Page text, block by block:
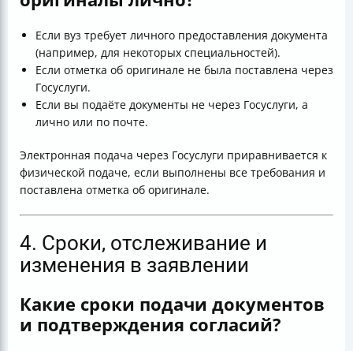
Если вуз требует личного предоставления документа
(например, для некоторых специальностей).
Если отметка об оригинале не была поставлена через
Госуслуги.
Если вы подаёте документы не через Госуслуги, а
лично или по почте.
Электронная подача через Госуслуги приравнивается к
физической подаче, если выполнены все требования и
поставлена отметка об оригинале.
4. Сроки, отслеживание и
изменения в заявлении
Какие сроки подачи документов
и подтверждения согласий?